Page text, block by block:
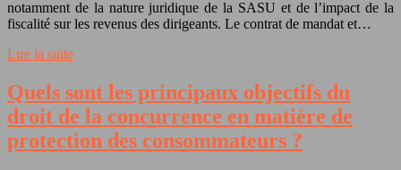
notamment de la nature juridique de la SASU et de l’impact de la
fiscalité sur les revenus des dirigeants. Le contrat de mandat et…
Lire la suite
Quels sont les principaux objectifs du
droit de la concurrence en matière de
protection des consommateurs ?